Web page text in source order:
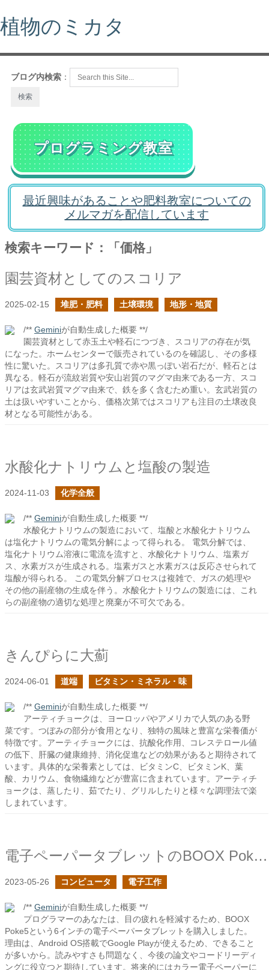
植物のミカタ
ブログ内検索 ：
プログラミング教室
最近興味があることや肥料教室についての
メルマガを配信しています
検索キーワード：「価格」
園芸資材としてのスコリア
2025-02-15 堆肥・肥料 土壌環境 地形・地質
/** Geminiが自動生成した概要 **/
園芸資材として赤玉土や軽石につづき、スコリアの存在が気
になった。ホームセンターで販売されているのを確認し、その多様
性に驚いた。スコリアは多孔質で赤や黒っぽい岩石だが、軽石とは
異なる。軽石が流紋岩質や安山岩質のマグマ由来である一方、スコ
リアは玄武岩質マグマ由来で、鉄を多く含むため重い。玄武岩質の
土は扱いやすいことから、価格次第ではスコリアも注目の土壌改良
材となる可能性がある。
水酸化ナトリウムと塩酸の製造
2024-11-03 化学全般
/** Geminiが自動生成した概要 **/
水酸化ナトリウムの製造において、塩酸と水酸化ナトリウム
は塩化ナトリウムの電気分解によって得られる。 電気分解では、
塩化ナトリウム溶液に電流を流すと、水酸化ナトリウム、塩素ガ
ス、水素ガスが生成される。塩素ガスと水素ガスは反応させられて
塩酸が得られる。 この電気分解プロセスは複雑で、ガスの処理や
その他の副産物の生成を伴う。水酸化ナトリウムの製造には、これ
らの副産物の適切な処理と廃棄が不可欠である。
きんぴらに大薊
2024-06-01 道端 ビタミン・ミネラル・味
/** Geminiが自動生成した概要 **/
アーティチョークは、ヨーロッパやアメリカで人気のある野
菜です。つぼみの部分が食用となり、独特の風味と豊富な栄養価が
特徴です。アーティチョークには、抗酸化作用、コレステロール値
の低下、肝臓の健康維持、消化促進などの効果があると期待されて
います。具体的な栄養素としては、ビタミンC、ビタミンK、葉
酸、カリウム、食物繊維などが豊富に含まれています。アーティチ
ョークは、蒸したり、茹でたり、グリルしたりと様々な調理法で楽
しまれています。
電子ペーパータブレットのBOOX Poke5を購入した
2023-05-26 コンピュータ 電子工作
/** Geminiが自動生成した概要 **/
プログラマーのあなたは、目の疲れを軽減するため、BOOX
Poke5という6インチの電子ペーパータブレットを購入しました。
理由は、Android OS搭載でGoogle Playが使えるため、できること
が多いから。読みやすさも問題なく、今後の論文やコードリーディ
ングに役立つと期待しています。将来的にはカラー電子ペーパーに